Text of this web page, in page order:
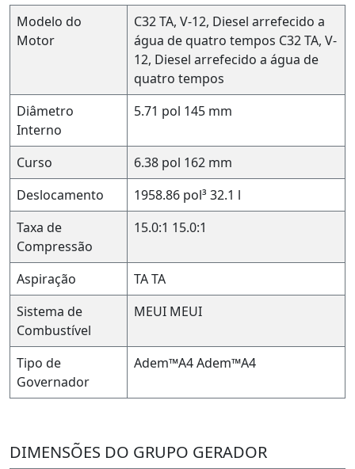
Modelo do
Motor
C32 TA, V-12, Diesel arrefecido a
água de quatro tempos C32 TA, V-
12, Diesel arrefecido a água de
quatro tempos
Diâmetro
Interno
5.71 pol 145 mm
Curso 6.38 pol 162 mm
Deslocamento
1958.86 pol³ 32.1 l
Taxa de
Compressão
15.0:1 15.0:1
Aspiração TATA
Sistema de
Combustível
MEUI MEUI
Tipo de
Governador
Adem™A4Adem™A4
DIMENSÕES DO GRUPO GERADOR